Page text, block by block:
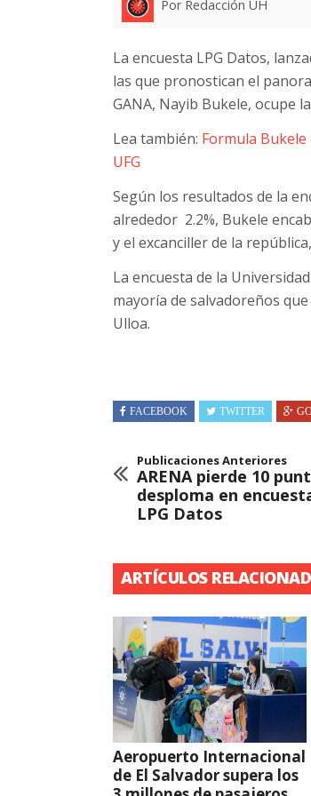
Por Redacción UH
La encuesta LPG Datos,
las que pronostican el
GANA, Nayib Bukele, ocupe
Lea también: Formula
UFG
Según los resultados de la
alrededor 2.2%, Bukele
y el excanciller de la
La encuesta de la
mayoría de salvadoreños
Ulloa.
FACEBOOK TWITTER
Publicaciones Anteriores
ARENA pierde 10
desploma en
LPG Datos
ARTÍCULOS
Aeropuerto Internacional
de El Salvador supera los